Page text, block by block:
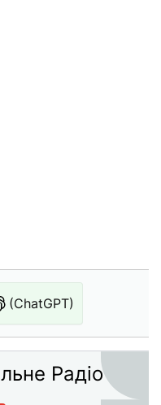
(ChatGPT)
Радіо